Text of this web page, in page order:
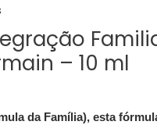
– 10 ml
da Família), esta